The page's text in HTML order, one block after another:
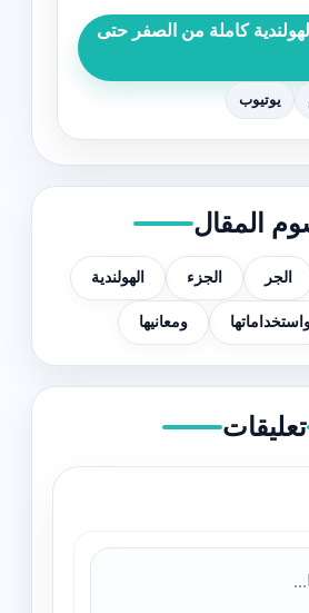
كاملة من الصفر حتى
يوتيوب
المقال
الجر الجزء الهولندية
ومعانيها
تعليقات